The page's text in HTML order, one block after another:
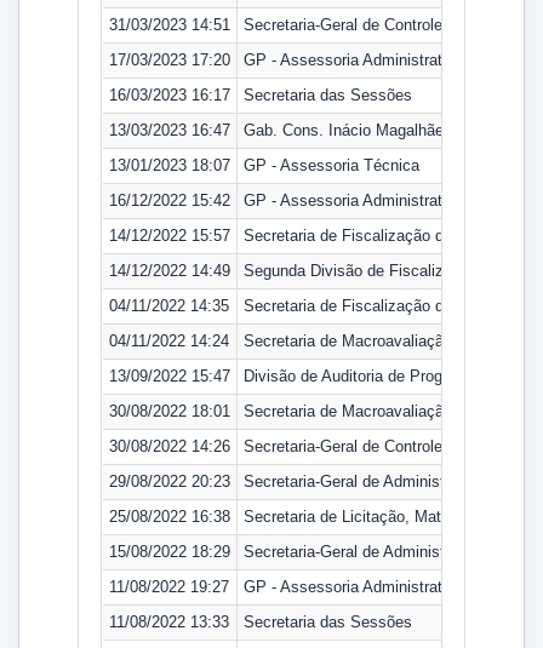
31/03/2023 14:51
Secretaria-Geral de Controle Externo
17/03/2023 17:20
GP - Assessoria Administrativa
16/03/2023 16:17
Secretaria das Sessões
13/03/2023 16:47
Gab. Cons. Inácio Magalhães
13/01/2023 18:07
GP - Assessoria Técnica
16/12/2022 15:42
GP - Assessoria Administrativa
14/12/2022 15:57
Secretaria de Fiscalização de Gestão
14/12/2022 14:49
Segunda Divisão de Fiscalização de
04/11/2022 14:35
Secretaria de Fiscalização de Gestão
04/11/2022 14:24
Secretaria de Macroavaliação da Gestão
13/09/2022 15:47
Divisão de Auditoria de Programas e de
30/08/2022 18:01
Secretaria de Macroavaliação da Gestão
30/08/2022 14:26
Secretaria-Geral de Controle Externo
29/08/2022 20:23
Secretaria-Geral de Administração
25/08/2022 16:38
Secretaria de Licitação, Material e
15/08/2022 18:29
Secretaria-Geral de Administração
11/08/2022 19:27
GP - Assessoria Administrativa
11/08/2022 13:33
Secretaria das Sessões